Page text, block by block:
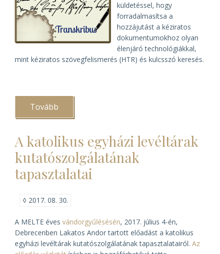
küldetéssel, hogy
forradalmasítsa a
hozzájutást a kéziratos
dokumentumokhoz olyan
élenjáró technológiákkal,
mint kéziratos szövegfelismerés (HTR) és kulcsszó keresés.
Tovább
forradalmasítani
a
hozzájutást
a
kéziratos
dokumentumokhoz)
A katolikus egyházi levéltárak
kutatószolgálatának
tapasztalatai
◊ 2017. 08. 30.
A MELTE éves vándorgyűlésésén, 2017. július 4-én,
Debrecenben Lakatos Andor tartott előadást a katolikus
egyházi levéltárak kutatószolgálatának tapasztalatairól. Az